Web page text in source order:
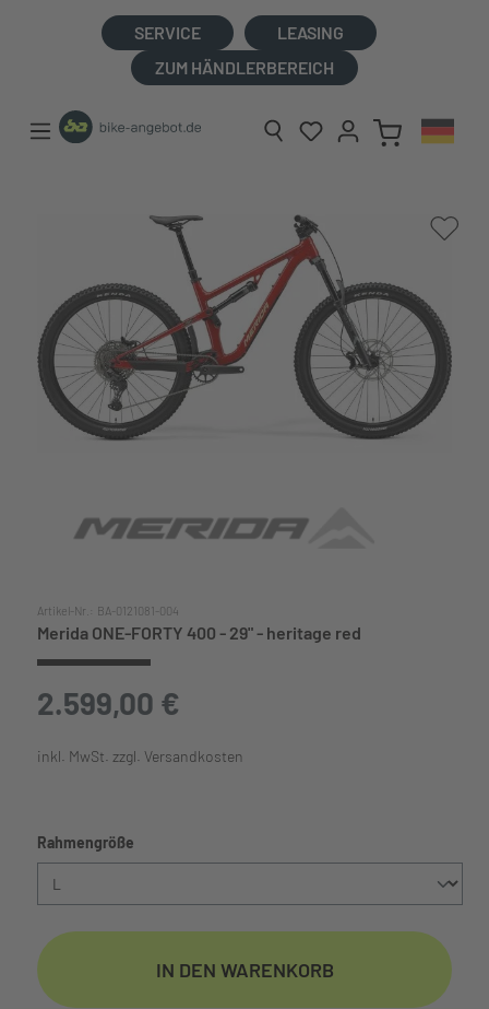
SERVICE
LEASING
ZUM HÄNDLERBEREICH
Bildergalerie überspringen
Artikel-Nr.: BA-0121081-004
Merida ONE-FORTY 400 - 29" - heritage red
2.599,00 €
inkl. MwSt. zzgl. Versandkosten
Rahmengröße
IN DEN WARENKORB